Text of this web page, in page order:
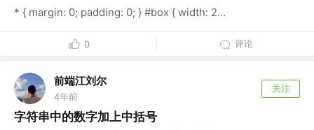
* { margin: 0; padding: 0; } #box { width: 2...
0 评论
前端江刘尔
4年前
关注
字符串中的数字加上中括号